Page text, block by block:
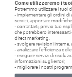
Come utilizzeremo i
Potremmo utilizzare i tuoi
- implementare gli ordini di
servizi, apportare
- contattarti, previo tuo
che potrebbero
direct marketing;
- svolgere revisioni interne,
- analizzare l’efficienza
- eseguire servizi di
informazioni sugli errori;
- migliorare i nostri